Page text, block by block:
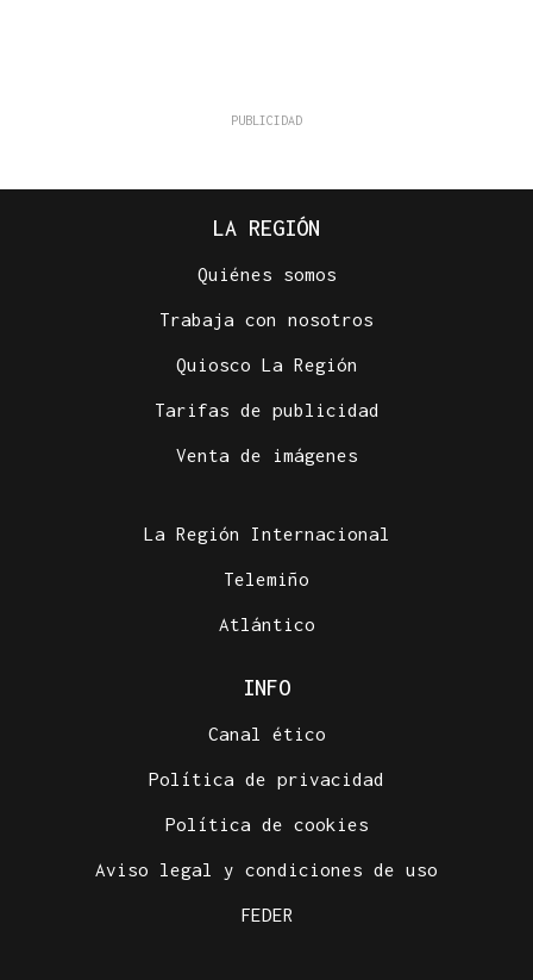
LA REGIÓN
Quiénes somos
Trabaja con nosotros
Quiosco La Región
Tarifas de publicidad
Venta de imágenes
La Región Internacional
Telemiño
Atlántico
INFO
Canal ético
Política de privacidad
Política de cookies
Aviso legal y condiciones de uso
FEDER